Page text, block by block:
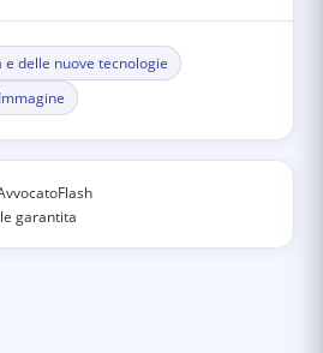
delle nuove tecnologie
garantita